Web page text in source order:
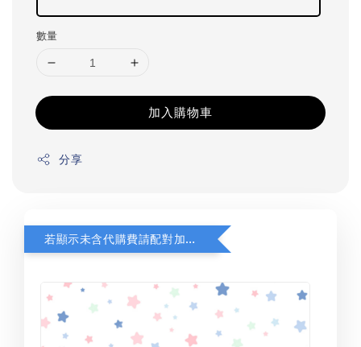
數量
加入購物車
分享
若顯示未含代購費請配對加購(未加購視同無效訂單)